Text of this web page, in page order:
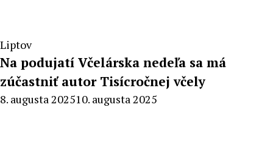
Liptov
Na podujatí Včelárska nedeľa sa má
zúčastniť autor Tisícročnej včely
By
8. augusta 202510. augusta 2025